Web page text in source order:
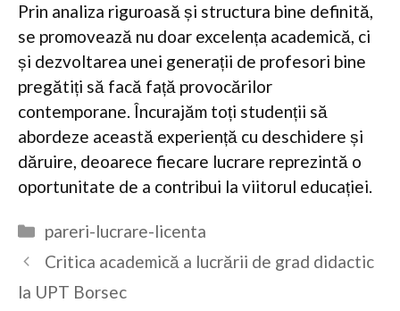
Prin analiza riguroasă și structura bine definită,
se promovează nu doar excelența academică, ci
și dezvoltarea unei generații de profesori bine
pregătiți să facă față provocărilor
contemporane. Încurajăm toți studenții să
abordeze această experiență cu deschidere și
dăruire, deoarece fiecare lucrare reprezintă o
oportunitate de a contribui la viitorul educației.
Categorii
pareri-lucrare-licenta
Critica academică a lucrării de grad didactic
la UPT Borsec